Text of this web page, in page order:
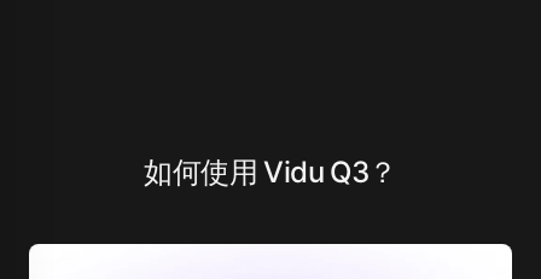
如何使用 Vidu Q3？